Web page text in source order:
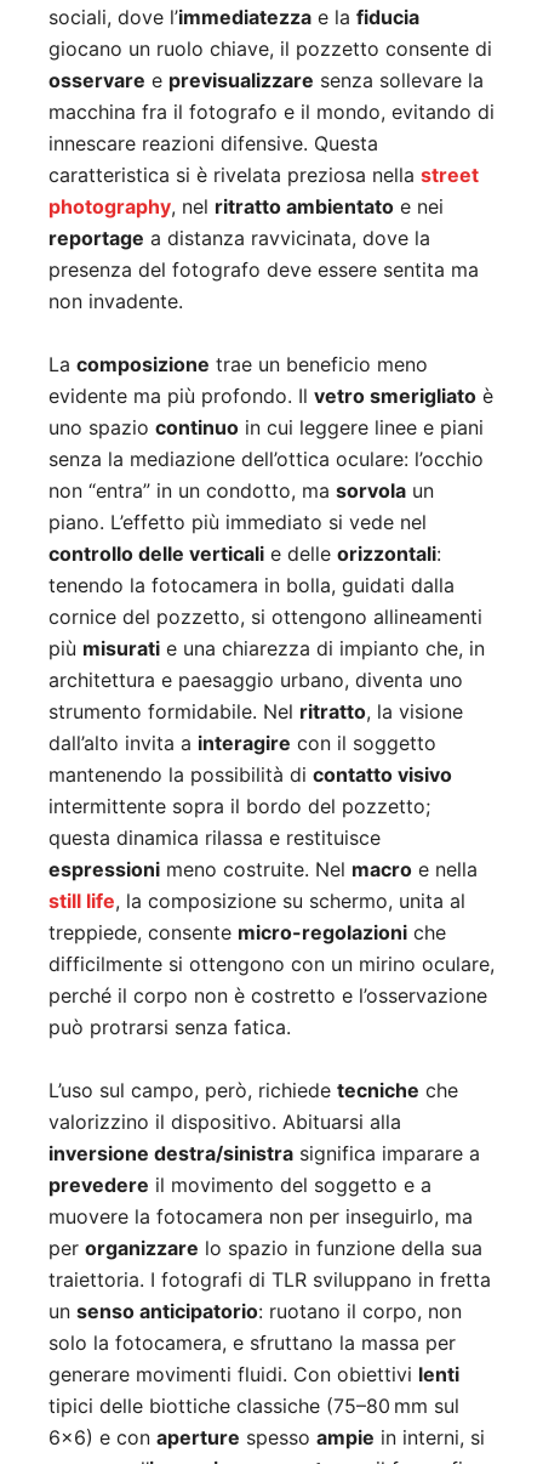
sociali, dove l’immediatezza e la fiducia
giocano un ruolo chiave, il pozzetto consente di
osservare e previsualizzare senza sollevare la
macchina fra il fotografo e il mondo, evitando di
innescare reazioni difensive. Questa
caratteristica si è rivelata preziosa nella street
photography, nel ritratto ambientato e nei
reportage a distanza ravvicinata, dove la
presenza del fotografo deve essere sentita ma
non invadente.
La composizione trae un beneficio meno
evidente ma più profondo. Il vetro smerigliato è
uno spazio continuo in cui leggere linee e piani
senza la mediazione dell’ottica oculare: l’occhio
non “entra” in un condotto, ma sorvola un
piano. L’effetto più immediato si vede nel
controllo delle verticali e delle orizzontali:
tenendo la fotocamera in bolla, guidati dalla
cornice del pozzetto, si ottengono allineamenti
più misurati e una chiarezza di impianto che, in
architettura e paesaggio urbano, diventa uno
strumento formidabile. Nel ritratto, la visione
dall’alto invita a interagire con il soggetto
mantenendo la possibilità di contatto visivo
intermittente sopra il bordo del pozzetto;
questa dinamica rilassa e restituisce
espressioni meno costruite. Nel macro e nella
still life, la composizione su schermo, unita al
treppiede, consente micro-regolazioni che
difficilmente si ottengono con un mirino oculare,
perché il corpo non è costretto e l’osservazione
può protrarsi senza fatica.
L’uso sul campo, però, richiede tecniche che
valorizzino il dispositivo. Abituarsi alla
inversione destra/sinistra significa imparare a
prevedere il movimento del soggetto e a
muovere la fotocamera non per inseguirlo, ma
per organizzare lo spazio in funzione della sua
traiettoria. I fotografi di TLR sviluppano in fretta
un senso anticipatorio: ruotano il corpo, non
solo la fotocamera, e sfruttano la massa per
generare movimenti fluidi. Con obiettivi lenti
tipici delle biottiche classiche (75–80 mm sul
6×6) e con aperture spesso ampie in interni, si